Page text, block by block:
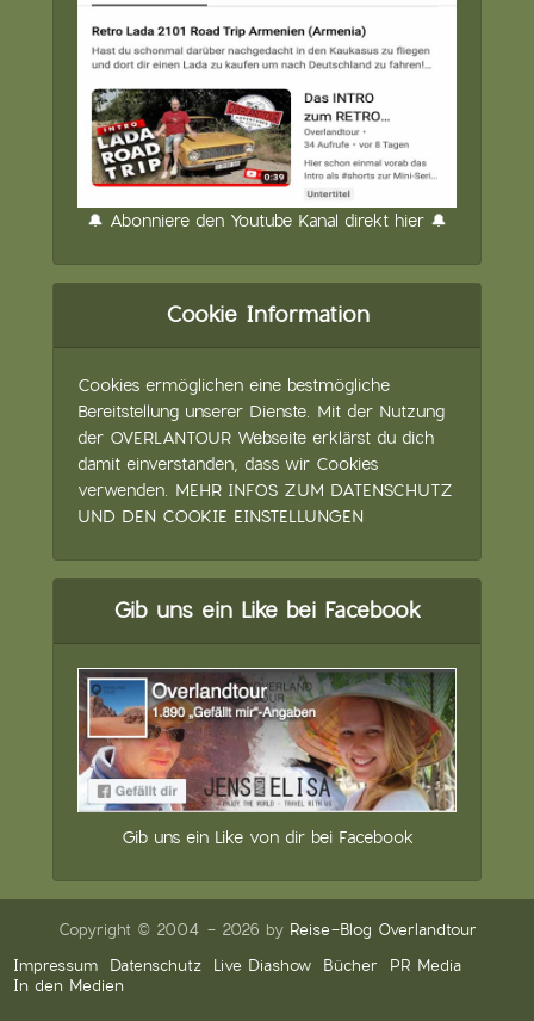
🔔 Abonniere den Youtube Kanal direkt hier 🔔
Cookie Information
Cookies ermöglichen eine bestmögliche
Bereitstellung unserer Dienste. Mit der Nutzung
der OVERLANTOUR Webseite erklärst du dich
damit einverstanden, dass wir Cookies
verwenden. MEHR INFOS ZUM DATENSCHUTZ
UND DEN COOKIE EINSTELLUNGEN
Gib uns ein Like bei Facebook
Gib uns ein Like von dir bei Facebook
Copyright © 2004 - 2026 by Reise-Blog Overlandtour
Impressum
Datenschutz Live Diashow Bücher
PR Media
In den Medien